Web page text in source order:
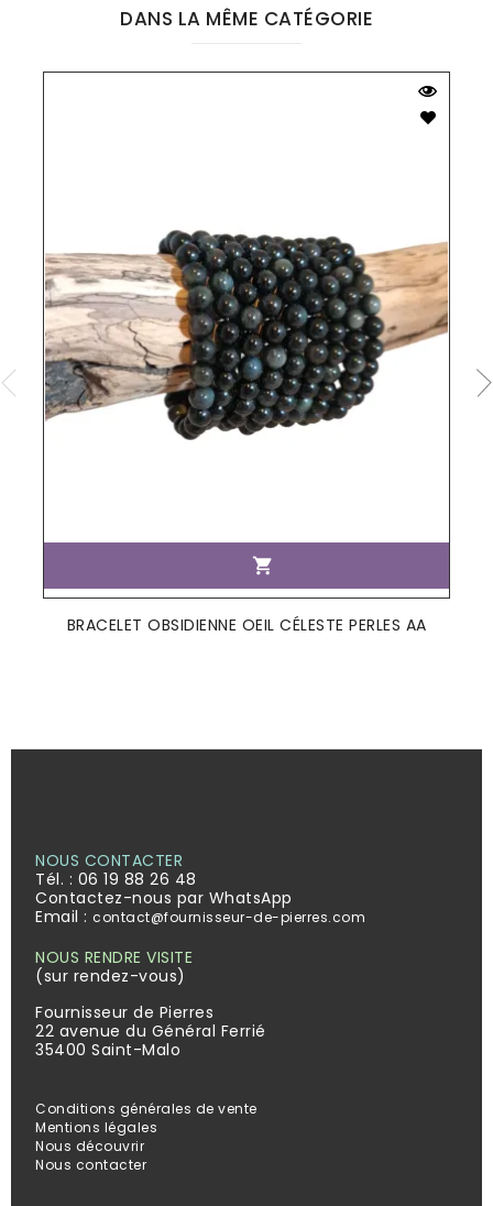
DANS LA MÊME CATÉGORIE

BRACELET OBSIDIENNE OEIL CÉLESTE PERLES AA
NOUS CONTACTER
Tél. : 06 19 88 26 48
Contactez-nous par WhatsApp
Email : contact@fournisseur-de-pierres.com
NOUS RENDRE VISITE
(sur rendez-vous)
Fournisseur de Pierres
22 avenue du Général Ferrié
35400 Saint-Malo
Conditions générales de vente
Mentions légales
Nous découvrir
Nous contacter